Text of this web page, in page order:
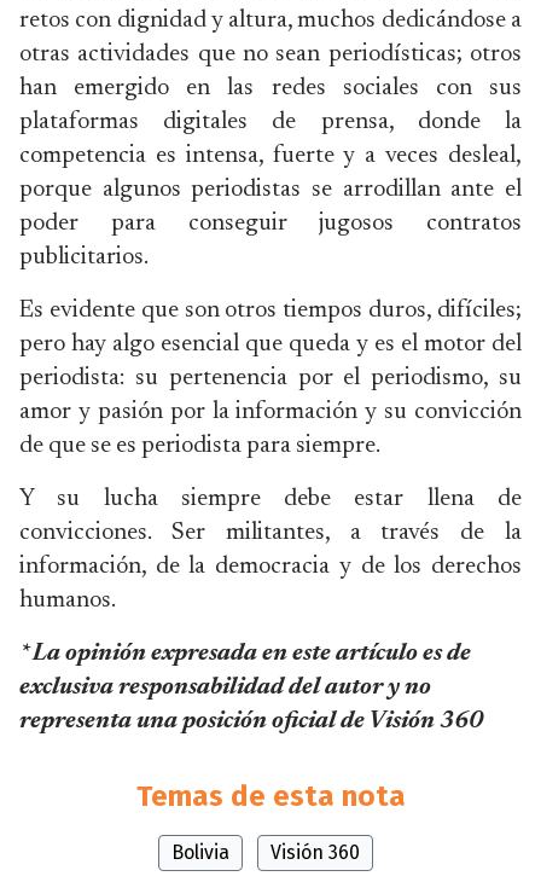
retos con dignidad y altura, muchos dedicándose a
otras actividades que no sean periodísticas; otros
han emergido en las redes sociales con sus
plataformas digitales de prensa, donde la
competencia es intensa, fuerte y a veces desleal,
porque algunos periodistas se arrodillan ante el
poder para conseguir jugosos contratos
publicitarios.
Es evidente que son otros tiempos duros, difíciles;
pero hay algo esencial que queda y es el motor del
periodista: su pertenencia por el periodismo, su
amor y pasión por la información y su convicción
de que se es periodista para siempre.
Y su lucha siempre debe estar llena de
convicciones. Ser militantes, a través de la
información, de la democracia y de los derechos
humanos.
* La opinión expresada en este artículo es de
exclusiva responsabilidad del autor y no
representa una posición oficial de Visión 360
Temas de esta nota
Bolivia Visión 360